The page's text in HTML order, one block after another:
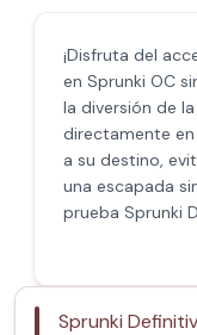
¡Disfruta del
en Sprunki OC
la diversión de
directamente en
a su destino,
una escapada
prueba Sprunki
Sprunki